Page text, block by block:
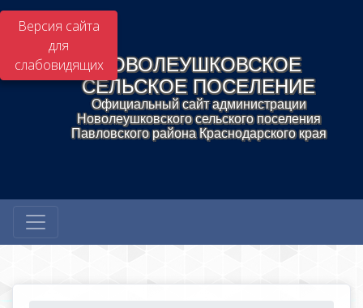
Версия сайта
для
слабовидящихНОВОЛЕУШКОВСКОЕ
СЕЛЬСКОЕ ПОСЕЛЕНИЕ
Официальный сайт администрации
Новолеушковского сельского поселения
Павловского района Краснодарского края